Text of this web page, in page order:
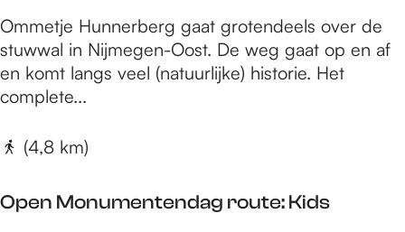
e
s
t
e
r
t
N
o
O
m
m
e
H
u
Ommetje Hunnerberg gaat grotendeels over de
stuwwal in Nijmegen-Oost. De weg gaat op en af
en komt langs veel (natuurlijke) historie. Het
complete...
(4,8 km)
Open Monumentendag route: Kids